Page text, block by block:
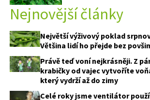
Nejnovější články
Největší výživový poklad
Většina lidí ho přejde bez
Právě teď voní nejkrásněji. Z
krabičky od vajec vytvoříte
který vydrží až do zimy
Celé roky jsme ventilátor